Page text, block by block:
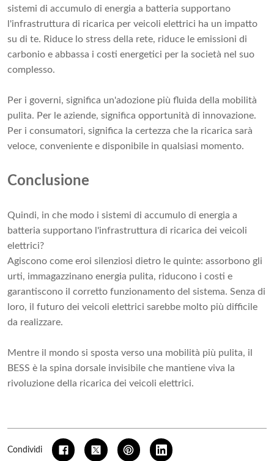
sistemi di accumulo di energia a batteria supportano
l'infrastruttura di ricarica per veicoli elettrici ha un impatto
su di te. Riduce lo stress della rete, riduce le emissioni di
carbonio e abbassa i costi energetici per la società nel suo
complesso.
Per i governi, significa un'adozione più fluida della mobilità
pulita. Per le aziende, significa opportunità di innovazione.
Per i consumatori, significa la certezza che la ricarica sarà
veloce, conveniente e disponibile in qualsiasi momento.
Conclusione
Quindi, in che modo i sistemi di accumulo di energia a
batteria supportano l'infrastruttura di ricarica dei veicoli
elettrici?
Agiscono come eroi silenziosi dietro le quinte: assorbono gli
urti, immagazzinano energia pulita, riducono i costi e
garantiscono il corretto funzionamento del sistema. Senza di
loro, il futuro dei veicoli elettrici sarebbe molto più difficile
da realizzare.
Mentre il mondo si sposta verso una mobilità più pulita, il
BESS è la spina dorsale invisibile che mantiene viva la
rivoluzione della ricarica dei veicoli elettrici.
Condividi